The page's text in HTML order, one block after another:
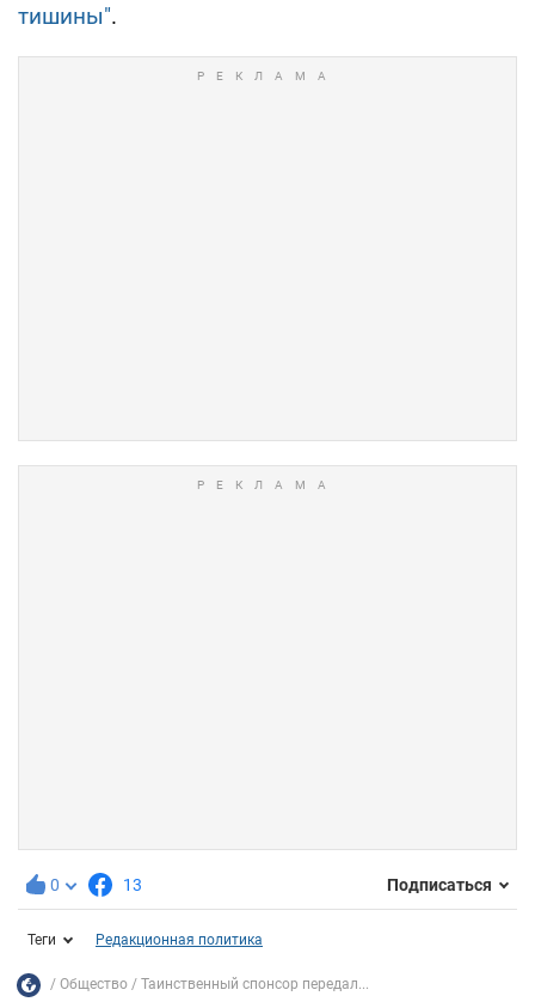
тишины".
0 13 Подписаться
Теги Редакционная политика
Общество Таинственный спонсор передал...